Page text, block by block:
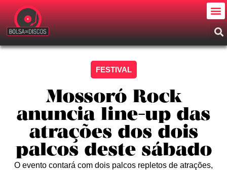
FESTIVAL
Mossoró Rock
anuncia line-up das
atrações dos dois
palcos deste sábado
O evento contará com dois palcos repletos de atrações,